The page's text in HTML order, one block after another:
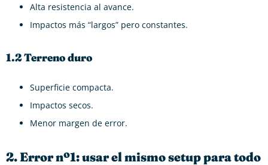
Alta resistencia al avance.
Impactos más “largos” pero constantes.
1.2 Terreno duro
Superficie compacta.
Impactos secos.
Menor margen de error.
2. Error nº1: usar el mismo setup para todo